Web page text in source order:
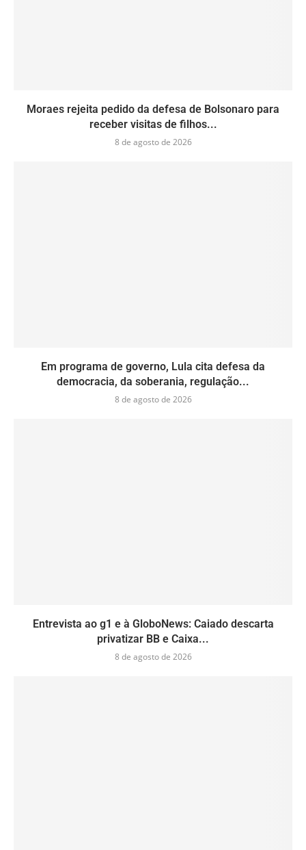
Moraes rejeita pedido da defesa de Bolsonaro para
receber visitas de filhos...
8 de agosto de 2026
Em programa de governo, Lula cita defesa da
democracia, da soberania, regulação...
8 de agosto de 2026
Entrevista ao g1 e à GloboNews: Caiado descarta
privatizar BB e Caixa...
8 de agosto de 2026